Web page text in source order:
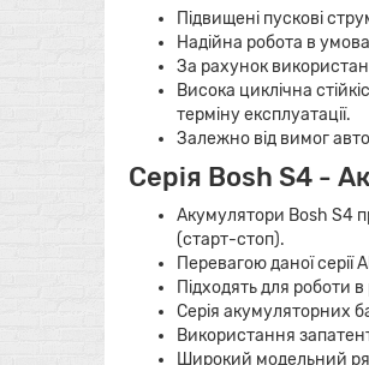
Підвищені пускові
Надійна робота в
За рахунок
Висока циклічна
терміну експлуатації.
Залежно від вимог
Серія Bosh S4 -
Акумулятори Bosh S4
(старт-стоп).
Перевагою даної
Підходять для роботи
Серія акумуляторних
Використання
Широкий модельний